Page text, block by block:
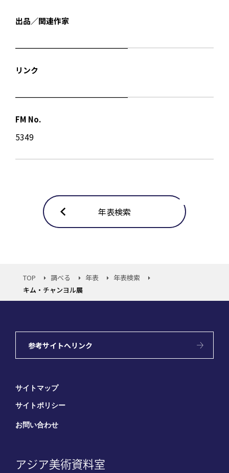
出品／関連作家
リンク
FM No.
5349
年表検索
TOP 調べる 年表
年表検索
キム・チャンヨル展
参考サイトへリンク
サイトマップ
サイトポリシー
お問い合わせ
アジア美術資料室